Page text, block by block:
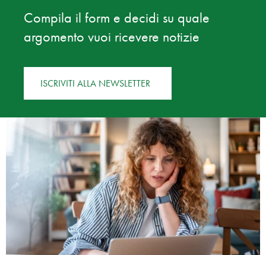
Compila il form e decidi su quale
argomento vuoi ricevere notizie
ISCRIVITI ALLA NEWSLETTER